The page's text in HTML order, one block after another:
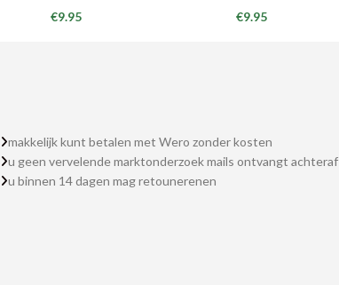
€9.95 €9.95
makkelijk kunt betalen met Wero zonder kosten
u geen vervelende marktonderzoek mails ontvangt achteraf
u binnen 14 dagen mag retounerenen